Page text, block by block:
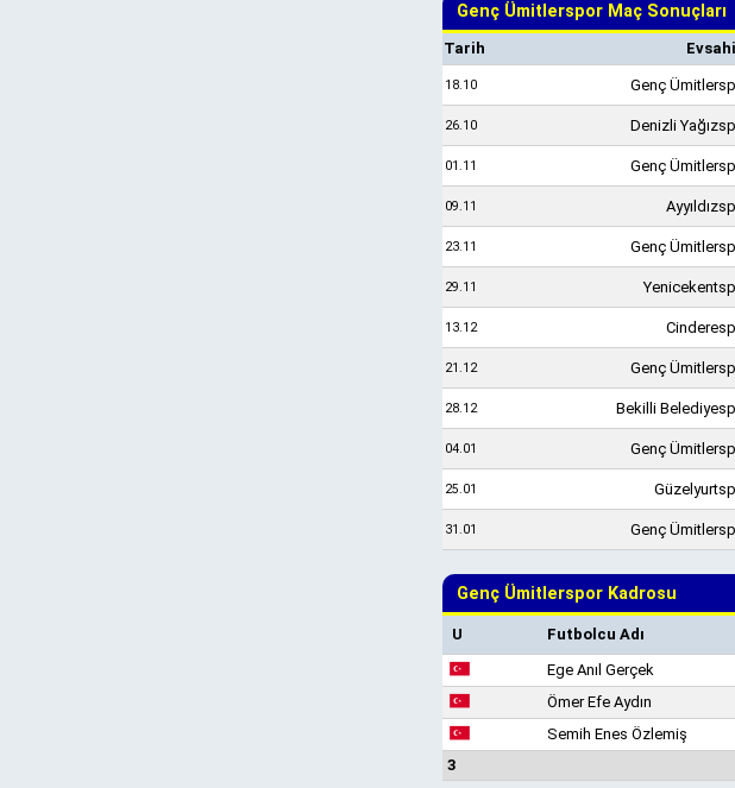
Genç Ümitlerspor Maç Sonuçları
Tarih
18.10 Genç
26.10 Denizli
01.11 Genç
09.11
23.11 Genç
29.11
13.12
21.12 Genç
28.12 Bekilli
04.01 Genç
25.01
31.01 Genç
Genç Ümitlerspor Kadrosu
U Futbolcu Adı
Ege Anıl Gerçek
Ömer Efe Aydın
Semih Enes Özlemiş
3